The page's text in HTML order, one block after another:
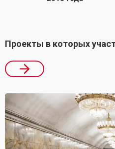
Проекты в которых